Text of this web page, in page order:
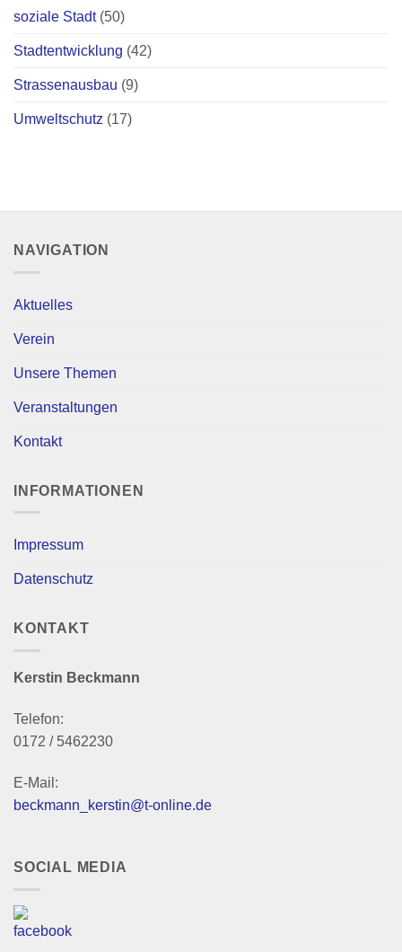
soziale Stadt(50)
Stadtentwicklung (42)
Strassenausbau (9)
Umweltschutz (17)
NAVIGATION
Aktuelles
Verein
Unsere Themen
Veranstaltungen
Kontakt
INFORMATIONEN
Impressum
Datenschutz
KONTAKT
Kerstin Beckmann
Telefon:
0172 / 5462230
E-Mail:
beckmann_kerstin@t-online.de
SOCIAL MEDIA